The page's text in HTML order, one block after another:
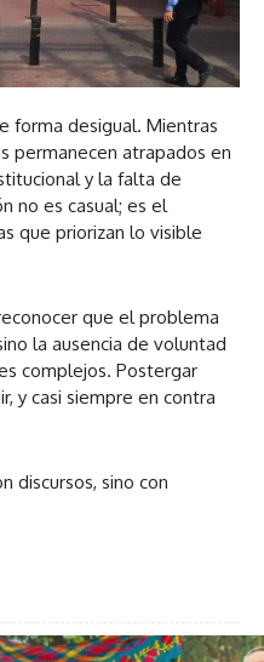
forma desigual. Mientras
permanecen atrapados en
y la falta de
no es casual; es el
que priorizan lo visible
que el problema
la ausencia de voluntad
complejos. Postergar
y casi siempre en contra
discursos, sino con